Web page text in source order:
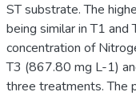
ST substrate. The
being similar in T1
concentration of
T3 (867.80 mg L-1)
three treatments. The